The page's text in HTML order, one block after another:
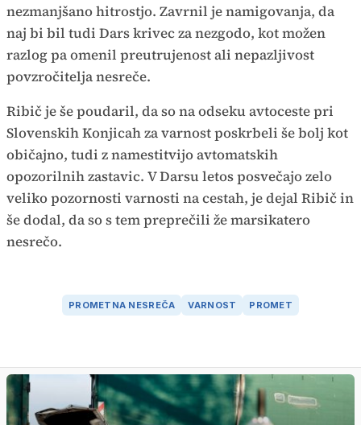
nezmanjšano hitrostjo. Zavrnil je namigovanja, da
naj bi bil tudi Dars krivec za nezgodo, kot možen
razlog pa omenil preutrujenost ali nepazljivost
povzročitelja nesreče.
Ribič je še poudaril, da so na odseku avtoceste pri
Slovenskih Konjicah za varnost poskrbeli še bolj kot
običajno, tudi z namestitvijo avtomatskih
opozorilnih zastavic. V Darsu letos posvečajo zelo
veliko pozornosti varnosti na cestah, je dejal Ribič in
še dodal, da so s tem preprečili že marsikatero
nesrečo.
PROMETNA NESREČA VARNOST PROMET